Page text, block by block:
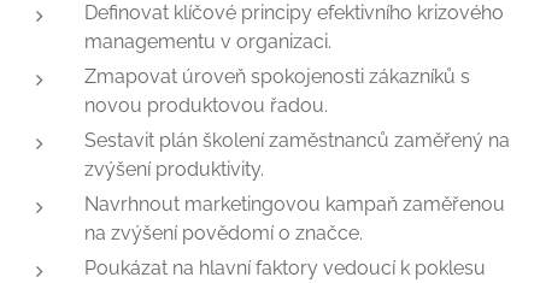
Definovat klíčové principy efektivního krizového
managementu v organizaci.
Zmapovat úroveň spokojenosti zákazníků s
novou produktovou řadou.
Sestavit plán školení zaměstnanců zaměřený na
zvýšení produktivity.
Navrhnout marketingovou kampaň zaměřenou
na zvýšení povědomí o značce.
Poukázat na hlavní faktory vedoucí k poklesu